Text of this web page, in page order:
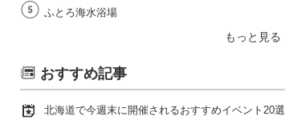
ふとろ海水浴場
もっと見る
おすすめ記事
北海道で今週末に開催されるおすすめイベント20選